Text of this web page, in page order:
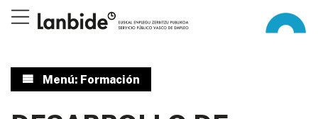
Menú: Formación